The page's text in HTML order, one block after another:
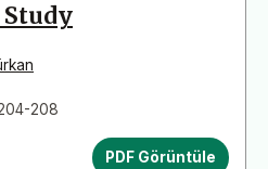
Study
208
PDF Görüntüle